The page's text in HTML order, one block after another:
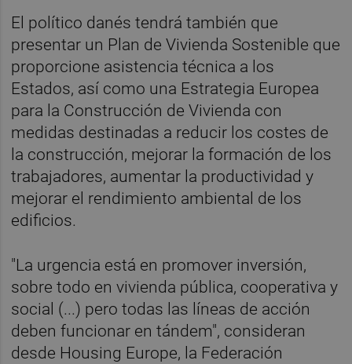
El político danés tendrá también que
presentar un Plan de Vivienda Sostenible que
proporcione asistencia técnica a los
Estados, así como una Estrategia Europea
para la Construcción de Vivienda con
medidas destinadas a reducir los costes de
la construcción, mejorar la formación de los
trabajadores, aumentar la productividad y
mejorar el rendimiento ambiental de los
edificios.
"La urgencia está en promover inversión,
sobre todo en vivienda pública, cooperativa y
social (...) pero todas las líneas de acción
deben funcionar en tándem", consideran
desde Housing Europe, la Federación